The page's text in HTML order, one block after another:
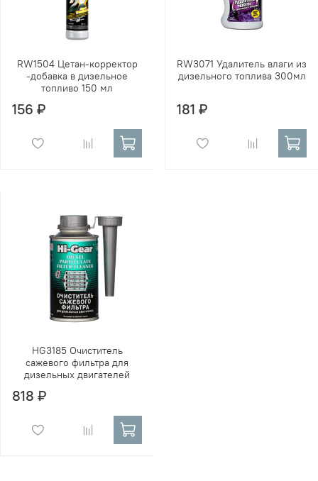
RW1504 Цетан-корректор
-добавка в дизельное
топливо 150 мл
156 ₽
RW3071 Удалитель влаги из
дизельного топлива 300мл
181 ₽
HG3185 Очиститель
сажевого фильтра для
дизельных двигателей
818 ₽